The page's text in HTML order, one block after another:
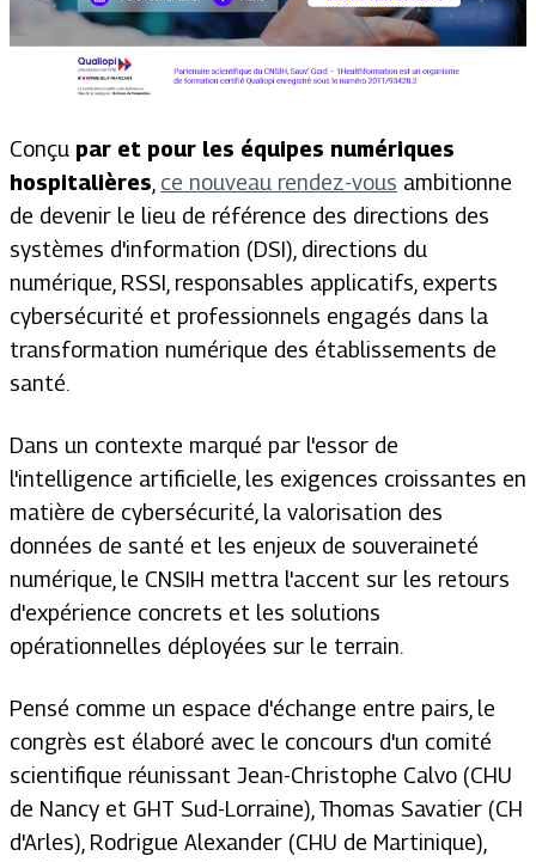
Conçu par et pour les équipes numériques
hospitalières ce nouveau rendez-vous ambitionne
de devenir le lieu de référence des directions des
systèmes d'information (DSI), directions du
numérique, RSSI, responsables applicatifs, experts
cybersécurité et professionnels engagés dans la
transformation numérique des établissements de
santé.
Dans un contexte marqué par l'essor de
l'intelligence artificielle, les exigences croissantes en
matière de cybersécurité, la valorisation des
données de santé et les enjeux de souveraineté
numérique, le CNSIH mettra l'accent sur les retours
d'expérience concrets et les solutions
opérationnelles déployées sur le terrain.
Pensé comme un espace d'échange entre pairs, le
congrès est élaboré avec le concours d'un comité
scientifique réunissant Jean-Christophe Calvo (CHU
de Nancy et GHT Sud-Lorraine), Thomas Savatier (CH
d'Arles), Rodrigue Alexander (CHU de Martinique),